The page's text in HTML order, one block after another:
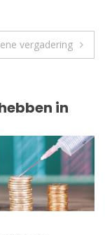
vergadering
in